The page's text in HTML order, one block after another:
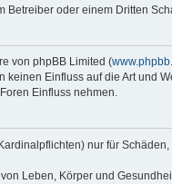
oder einem Dritten
von phpBB Limited (
keinen Einfluss auf die Art und
Einfluss nehmen.
nur für
Leben, Körper und